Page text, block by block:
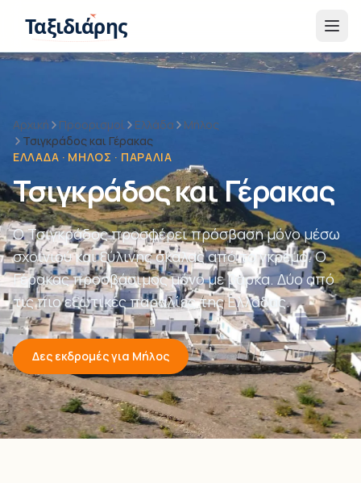
Ταξιδιάρης
Αρχική Προορισμοί Ελλάδα
Μήλος
Τσιγκράδος και Γέρακας
ΕΛΛΆΔΑ · ΜΉΛΟΣ · ΠΑΡΑΛΊΑ
Τσιγκράδος και Γέρακας
Ο Τσιγκράδος προσφέρει πρόσβαση μόνο μέσω
σχοινιού και ξύλινης σκάλας από το γκρεμό. Ο
Γέρακας προσβάσιμος μόνο με βάρκα. Δύο από
τις πιο εξωτικές παραλίες της Ελλάδας.
Δες εκδρομές για Μήλος